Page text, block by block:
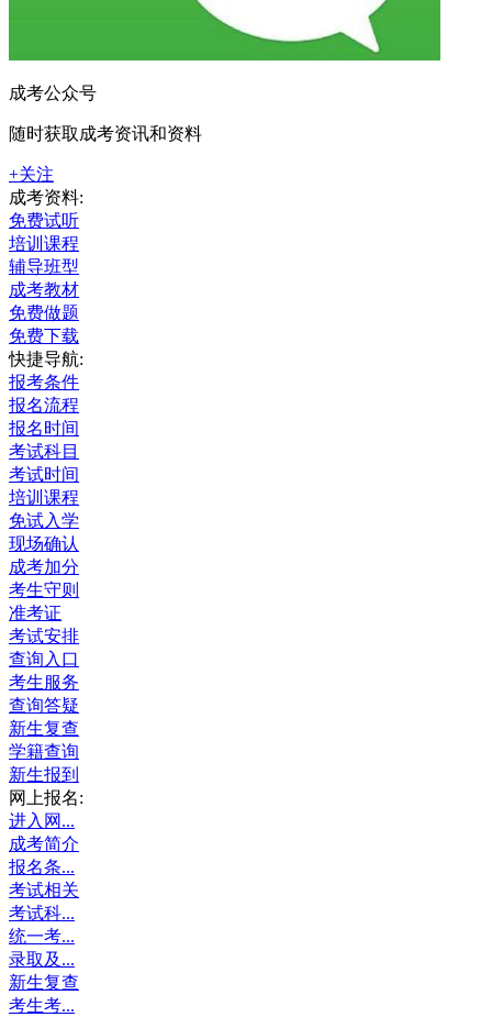
成考公众号
随时获取成考资讯和资料
+关注
成考资料:
免费试听
培训课程
辅导班型
成考教材
免费做题
免费下载
快捷导航:
报考条件
报名流程
报名时间
考试科目
考试时间
培训课程
免试入学
现场确认
成考加分
考生守则
准考证
考试安排
查询入口
考生服务
查询答疑
新生复查
学籍查询
新生报到
网上报名:
进入网...
成考简介
报名条...
考试相关
考试科...
统一考...
录取及...
新生复查
考生考...